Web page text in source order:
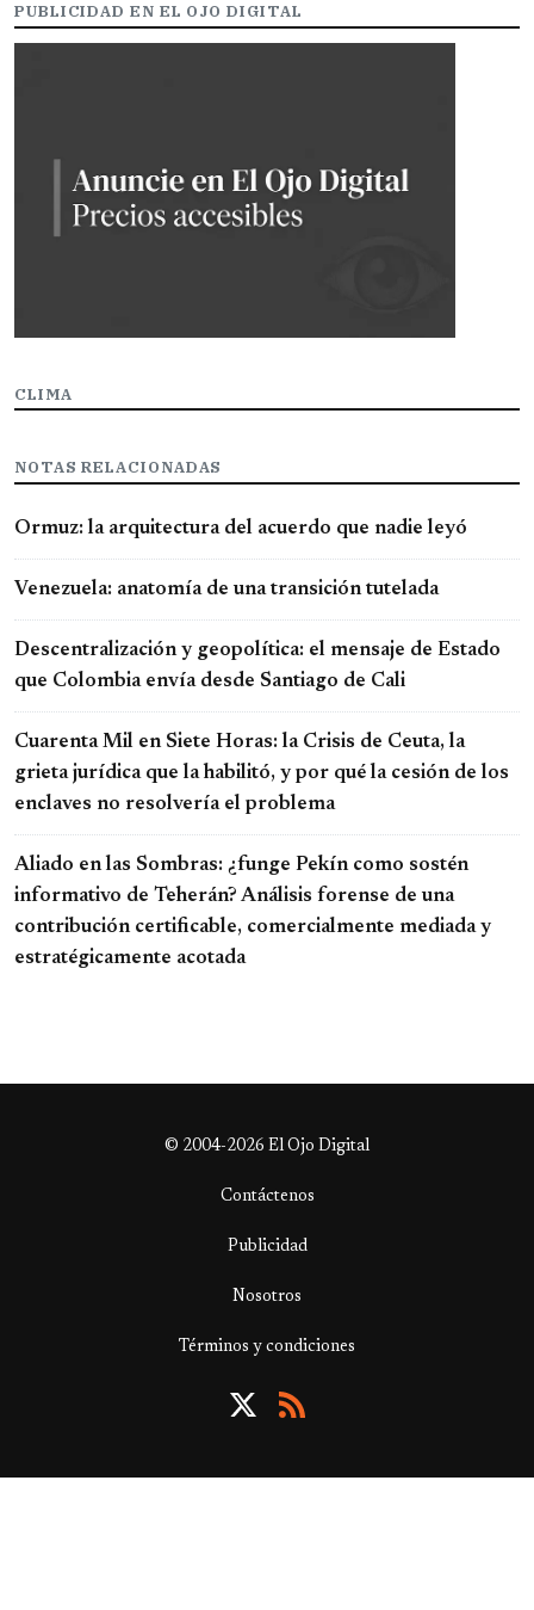
PUBLICIDAD EN EL OJO DIGITAL
CLIMA
NOTAS RELACIONADAS
Ormuz: la arquitectura del acuerdo que nadie leyó
Venezuela: anatomía de una transición tutelada
Descentralización y geopolítica: el mensaje de Estado
que Colombia envía desde Santiago de Cali
Cuarenta Mil en Siete Horas: la Crisis de Ceuta, la
grieta jurídica que la habilitó, y por qué la cesión de los
enclaves no resolvería el problema
Aliado en las Sombras: ¿funge Pekín como sostén
informativo de Teherán? Análisis forense de una
contribución certificable, comercialmente mediada y
estratégicamente acotada
© 2004-2026 El Ojo Digital
Contáctenos
Publicidad
Nosotros
Términos y condiciones